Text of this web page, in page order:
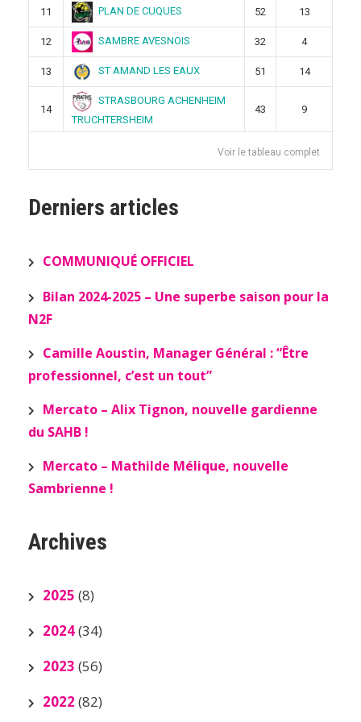
11 PLAN DE CUQUES 52 13
12 SAMBRE AVESNOIS 32 4
13 ST AMAND LES EAUX 51 14
14
STRASBOURG ACHENHEIM
TRUCHTERSHEIM
43 9
Voir le tableau complet
Derniers articles
COMMUNIQUÉ OFFICIEL
Bilan 2024-2025 – Une superbe saison pour la
N2F
Camille Aoustin, Manager Général : “Être
professionnel, c’est un tout”
Mercato – Alix Tignon, nouvelle gardienne
du SAHB !
Mercato – Mathilde Mélique, nouvelle
Sambrienne !
Archives
2025 (8)
2024(34)
2023 (56)
2022 (82)